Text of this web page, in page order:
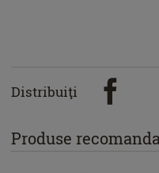
Distribuiţi
Produse